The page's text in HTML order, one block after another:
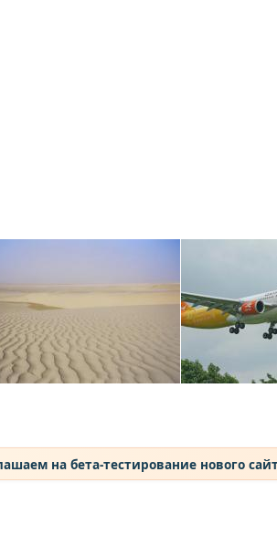
на бета-тестирование нового